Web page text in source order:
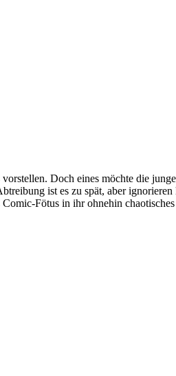
Doch eines möchte die
ist es zu spät, aber
Fötus in ihr ohnehin